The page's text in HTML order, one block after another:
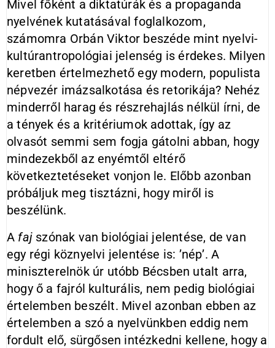
Mivel főként a diktatúrák és a propaganda
nyelvének kutatásával foglalkozom,
számomra Orbán Viktor beszéde mint nyelvi-
kultúrantropológiai jelenség is érdekes. Milyen
keretben értelmezhető egy modern, populista
népvezér imázsalkotása és retorikája? Nehéz
minderről harag és részrehajlás nélkül írni, de
a tények és a kritériumok adottak, így az
olvasót semmi sem fogja gátolni abban, hogy
mindezekből az enyémtől eltérő
következtetéseket vonjon le. Előbb azonban
próbáljuk meg tisztázni, hogy miről is
beszélünk.
A faj szónak van biológiai jelentése, de van
egy régi köznyelvi jelentése is: ’nép’. A
miniszterelnök úr utóbb Bécsben utalt arra,
hogy ő a fajról kulturális, nem pedig biológiai
értelemben beszélt. Mivel azonban ebben az
értelemben a szó a nyelvünkben eddig nem
fordult elő, sürgősen intézkedni kellene, hogy a